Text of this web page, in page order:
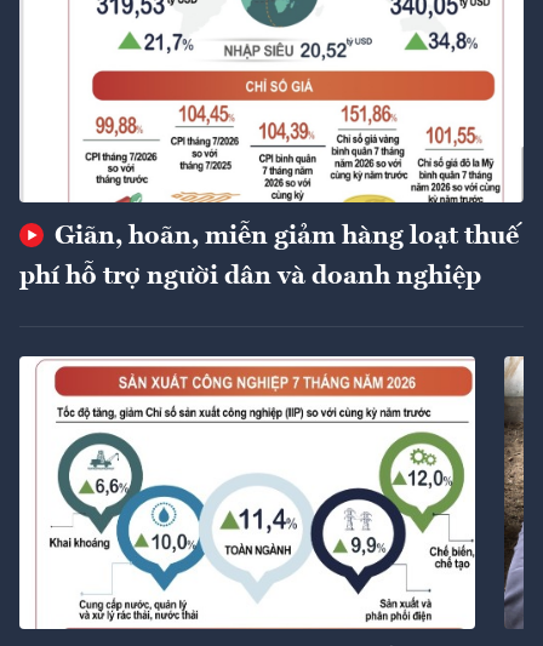
Giãn, hoãn, miễn giảm hàng loạt thuế
phí hỗ trợ người dân và doanh nghiệp